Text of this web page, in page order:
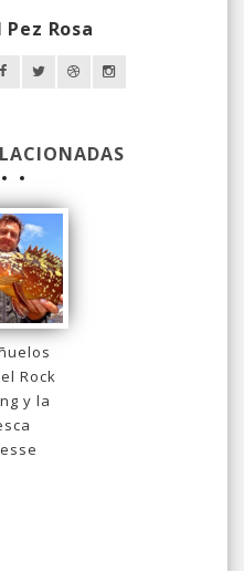
Pez Rosa
Rock
y la